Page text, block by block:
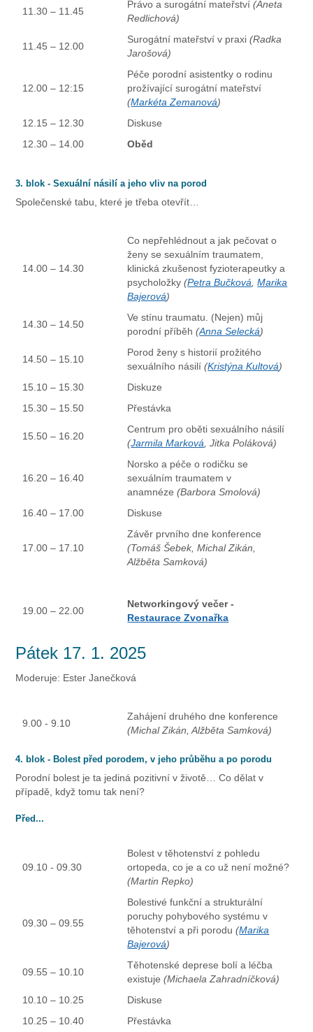
11.30 – 11.45
Právo a surogátní mateřství(Aneta
Redlichová)
11.45 – 12.00
Surogátní mateřství v praxi(Radka
Jarošová)
12.00 – 12:15
Péče porodní asistentky o rodinu
prožívající surogátní mateřství
(Markéta Zemanová)
12.15 – 12.30
Diskuse
12.30 – 14.00
Oběd
3. blok - Sexuální násilí a jeho vliv na porod
Společenské tabu, které je třeba otevřít…
14.00 – 14.30
Co nepřehlédnout a jak pečovat o
ženy se sexuálním traumatem,
klinická zkušenost fyzioterapeutky a
psycholožky(Petra Bučková,Marika
Bajerová)
14.30 – 14.50
Ve stínu traumatu. (Nejen) můj
porodní příběh(Anna Selecká)
14.50 – 15.10
Porod ženy s historií prožitého
sexuálního násilí(Kristýna Kultová)
15.10 – 15.30
Diskuze
15.30 – 15.50
Přestávka
15.50 – 16.20
Centrum pro oběti sexuálního násilí
(Jarmila Marková, Jitka Poláková)
16.20 – 16.40
Norsko a péče o rodičku se
sexuálním traumatem v
anamnéze(Barbora Smolová)
16.40 – 17.00
Diskuse
17.00 – 17.10
Závěr prvního dne konference
(Tomáš Šebek, Michal Zikán,
Alžběta Samková)
19.00 – 22.00
Networkingový večer -
Restaurace Zvonařka
Pátek 17. 1. 2025
Moderuje: Ester Janečková
9.00 - 9.10
Zahájení druhého dne konference
(Michal Zikán, Alžběta Samková)
4. blok - Bolest před porodem, v jeho průběhu a po porodu
Porodní bolest je ta jediná pozitivní v životě… Co dělat v
případě, když tomu tak není?
Před...
09.10 - 09.30
Bolest v těhotenství z pohledu
ortopeda, co je a co už není možné?
(Martin Repko)
09.30 – 09.55
Bolestivé funkční a strukturální
poruchy pohybového systému v
těhotenství a při porodu(Marika
Bajerová)
09.55 – 10.10
Těhotenské deprese bolí a léčba
existuje(Michaela Zahradníčková)
10.10 – 10.25
Diskuse
10.25 – 10.40
Přestávka